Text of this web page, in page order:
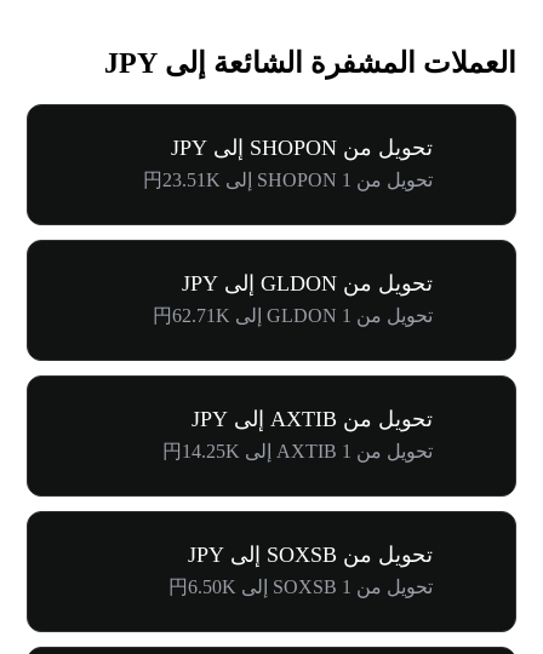
العملات المشفرة الشائعة إلى JPY
تحويل من SHOPON إلى JPY
تحويل من 1 SHOPON إلى 円23.51K
تحويل من GLDON إلى JPY
تحويل من 1 GLDON إلى 円62.71K
تحويل من AXTIB إلى JPY
تحويل من 1 AXTIB إلى 円14.25K
تحويل من SOXSB إلى JPY
تحويل من 1 SOXSB إلى 円6.50K